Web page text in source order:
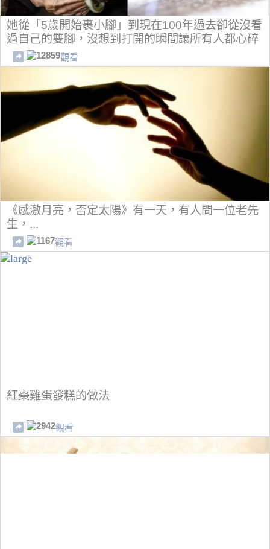
她從「5歲開始裹小腳」到現在100年過去卻從沒看
過自己的雙腳，沒想到打開的瞬間讓所有人都心碎
了！
12859觀看
《感激月亮，否定太陽》有一天，有人問一位老先
生，...
1167觀看
紅棗雞蛋發糕的做法
2942觀看